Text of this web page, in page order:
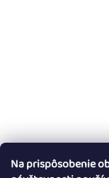
Na prispôsobenie